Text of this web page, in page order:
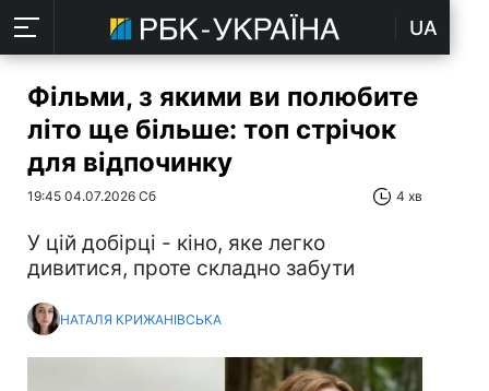
UA
Фільми, з якими ви полюбите
літо ще більше: топ стрічок
для відпочинку
19:45 04.07.2026 Сб 4 хв
У цій добірці - кіно, яке легко
дивитися, проте складно забути
НАТАЛЯ КРИЖАНІВСЬКА